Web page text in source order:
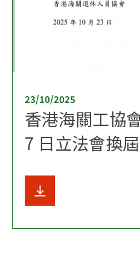
23/10/2025
香港海關工協
7 日立法會換